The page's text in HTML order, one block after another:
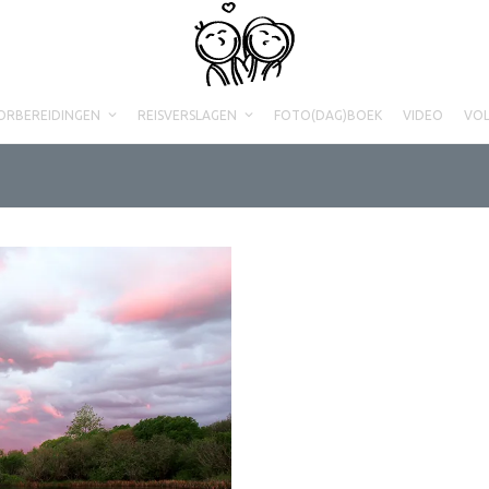
REISVERSLAGEN FOTO(DAG)BOEK VIDEO